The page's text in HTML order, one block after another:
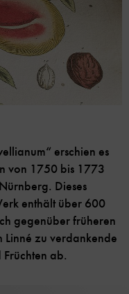
erschien es
von 1750 bis 1773
Dieses
enthält über 600
gegenüber früheren
zu verdankende
ab.